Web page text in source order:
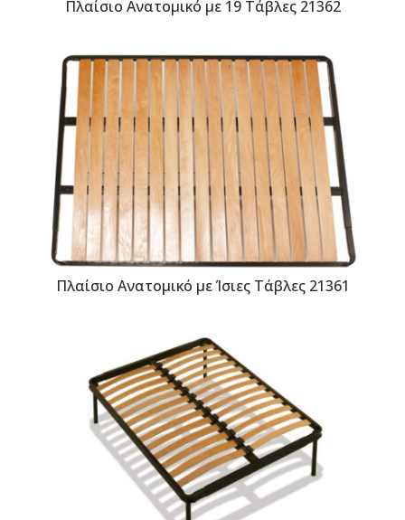
Πλαίσιο Ανατομικό με 19 Τάβλες 21362
Πλαίσιο Ανατομικό με Ίσιες Τάβλες 21361